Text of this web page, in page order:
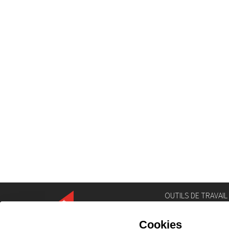
OUTILS DE TRAVAIL
Géoportail